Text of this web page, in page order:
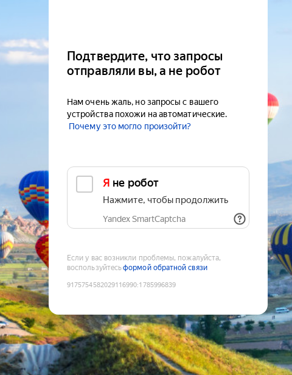
Подтвердите, что запросы
отправляли вы, а не робот
Нам очень жаль, но запросы с вашего
устройства похожи на автоматические.
Почему это могло произойти?
Я не робот
Нажмите, чтобы продолжить
Yandex SmartCaptcha
Если у вас возникли проблемы, пожалуйста,
воспользуйтесьформой обратной связи
9175754582029116990:1785996839